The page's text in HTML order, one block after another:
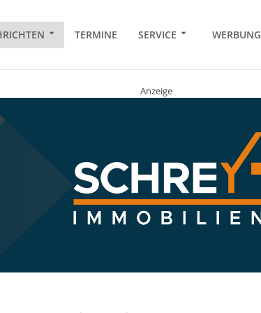
TERMINE SERVICE WERBUNG
Anzeige